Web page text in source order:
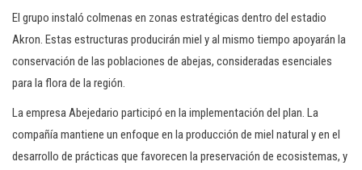
El grupo instaló colmenas en zonas estratégicas dentro del estadio
Akron. Estas estructuras producirán miel y al mismo tiempo apoyarán la
conservación de las poblaciones de abejas, consideradas esenciales
para la flora de la región.
La empresa Abejedario participó en la implementación del plan. La
compañía mantiene un enfoque en la producción de miel natural y en el
desarrollo de prácticas que favorecen la preservación de ecosistemas, y